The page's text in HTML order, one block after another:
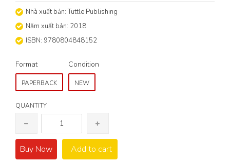
Nhà xuất bản: Tuttle Publishing
Năm xuất bản: 2018
ISBN: 9780804848152
Format
PAPERBACK
Condition
NEW
QUANTITY
Buy Now Add to cart